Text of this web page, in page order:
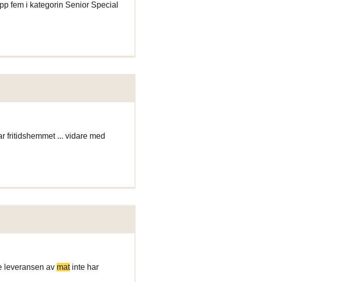
fem i kategorin Senior Special
fritidshemmet ... vidare med
leveransen av matinte har